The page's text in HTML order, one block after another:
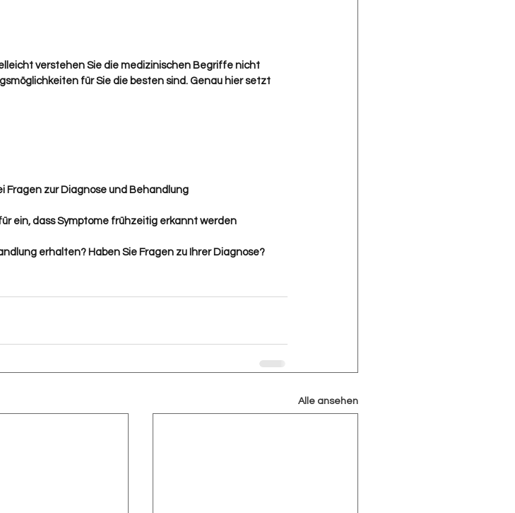
verstehen Sie die medizinischen Begriffe nicht
für Sie die besten sind. Genau hier setzt
Fragen zur Diagnose und Behandlung
ein, dass Symptome frühzeitig erkannt werden
erhalten? Haben Sie Fragen zu Ihrer Diagnose?
Alle ansehen